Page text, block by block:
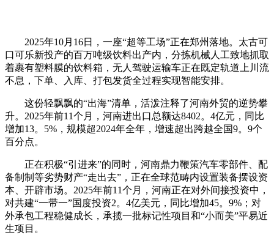
2025年10月16日，一座“超等工场”正在郑州落地。太古可
口可乐新投产的百万吨级饮料出产内，分拣机械人工致地抓取
着裹有塑料膜的饮料箱，无人驾驶运输车正在既定轨道上川流
不息，下单、入库、打包发货全过程实现智能安排。
这份轻飘飘的“出海”清单，活泼注释了河南外贸的逆势攀
升。2025年前11个月，河南进出口总额达8402。4亿元，同比
增加13。5%，规模超2024年全年，增速超出跨越全国9。9个
百分点。
正在积极“引进来”的同时，河南鼎力鞭策汽车零部件、配
备制制等劣势财产“走出去”，正在全球范畴内设置装备摆设资
本、开辟市场。2025年前11个月，河南正在对外间接投资中，
对共建“一带一”国度投资2。4亿美元，同比增加45。9%；对
外承包工程稳健成长，承揽一批标记性项目和“小而美”平易近
生项目。